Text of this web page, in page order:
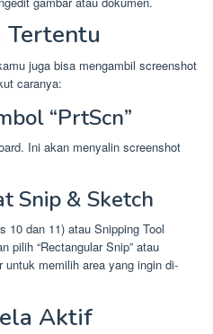
Tertentu
juga bisa mengambil screenshot
caranya:
“PrtScn”
Ini akan menyalin screenshot
Snip & Sketch
10 dan 11) atau Snipping Tool
pilih “Rectangular Snip” atau
untuk memilih area yang ingin di-
Aktif